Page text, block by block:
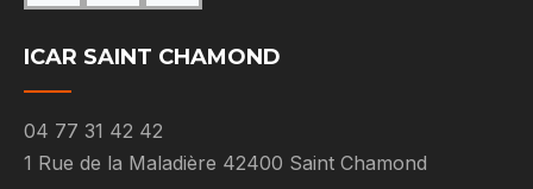
ICAR SAINT CHAMOND
04 77 31 42 42
1 Rue de la Maladière 42400 Saint Chamond